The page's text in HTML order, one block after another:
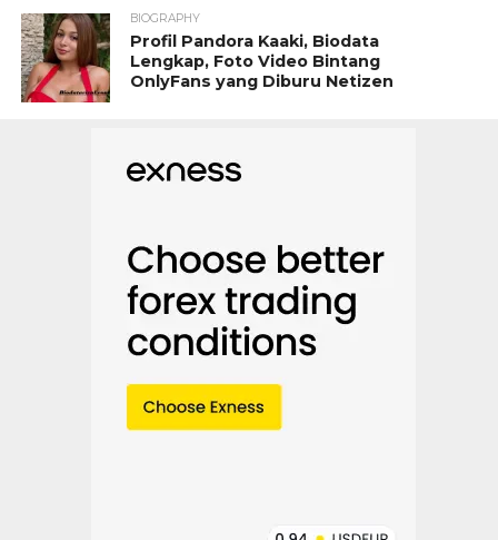
BIOGRAPHY
Profil Pandora Kaaki, Biodata
Lengkap, Foto Video Bintang
OnlyFans yang Diburu Netizen